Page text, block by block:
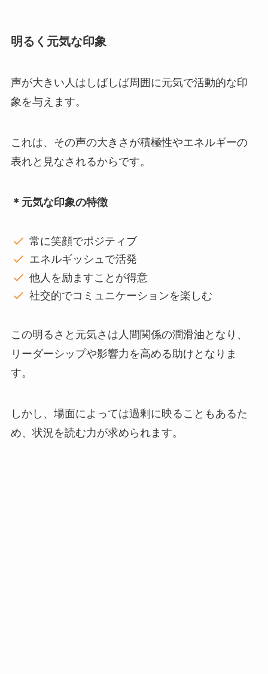
明るく元気な印象
声が大きい人はしばしば周囲に元気で活動的な印
象を与えます。
これは、その声の大きさが積極性やエネルギーの
表れと見なされるからです。
＊元気な印象の特徴
常に笑顔でポジティブ
エネルギッシュで活発
他人を励ますことが得意
社交的でコミュニケーションを楽しむ
この明るさと元気さは人間関係の潤滑油となり、
リーダーシップや影響力を高める助けとなりま
す。
しかし、場面によっては過剰に映ることもあるた
め、状況を読む力が求められます。